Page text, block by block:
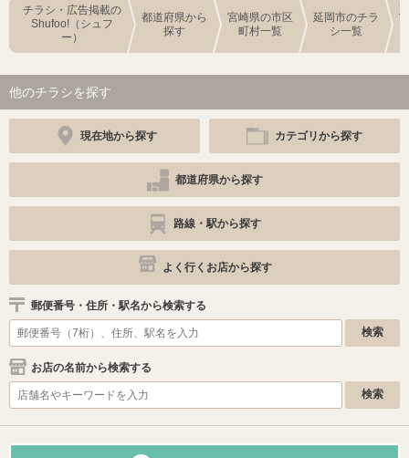
チラシ・広告掲載の
Shufoo!（シュフ
ー）
都道府県から
探す
宮崎県の市区
町村一覧
延岡市のチラ
シ一覧
他のチラシを探す
現在地から探す カテゴリから探す
都道府県から探す
路線・駅から探す
よく行くお店から探す
郵便番号・住所・駅名から検索する
お店の名前から検索する